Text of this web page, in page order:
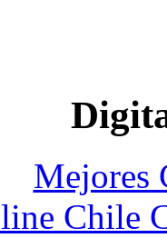
Mejores
Chile